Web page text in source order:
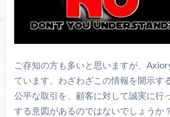
ご存知の方も多いと思いますが、
ています。わざわざこの情報を開示す
公平な取引を、顧客に対して誠実に行
する意図があるのではないでしょうか？